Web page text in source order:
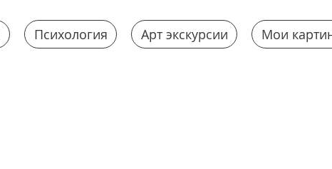
Психология Арт экскурсии Мои